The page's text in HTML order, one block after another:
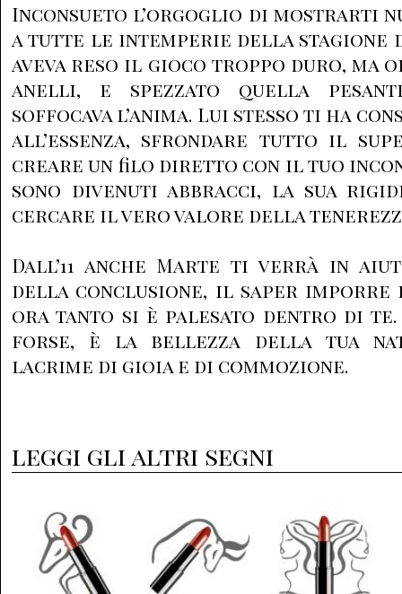
Inconsueto l’orgoglio di mostrarti
a tutte le intemperie della stagione
aveva reso il gioco troppo duro, ma
anelli, e spezzato quella
soffocava l’anima. Lui stesso ti ha
all’essenza, sfrondare tutto il
creare un filo diretto con il tuo
sono divenuti abbracci, la sua
cercare il vero valore della
Dall’11 anche Marte ti verrà in
della conclusione, il saper
ora tanto si è palesato dentro di te.
forse, è la bellezza della tua
lacrime di gioia e di commozione.
leggi gli altri segni